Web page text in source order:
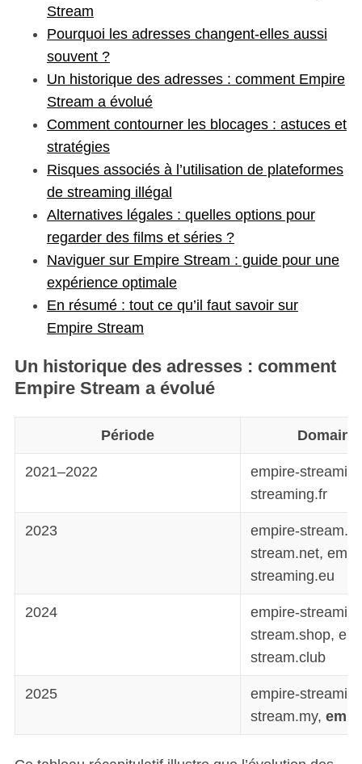
Stream
Pourquoi les adresses changent-elles aussi
souvent ?
Un historique des adresses : comment Empire
Stream a évolué
Comment contourner les blocages : astuces et
stratégies
Risques associés à l’utilisation de plateformes
de streaming illégal
Alternatives légales : quelles options pour
regarder des films et séries ?
Naviguer sur Empire Stream : guide pour une
expérience optimale
En résumé : tout ce qu’il faut savoir sur
Empire Stream
Un historique des adresses : comment
Empire Stream a évolué
Période
2021–2022
empire-
streaming.fr
2023
empire-
stream.net,
streaming.eu
2024
empire-
stream.shop,
stream.club
2025
empire-
stream.my,